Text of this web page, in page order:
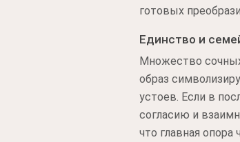
готовых
Единство и
Множество
образ
устоев. Если в
согласию и
что главная